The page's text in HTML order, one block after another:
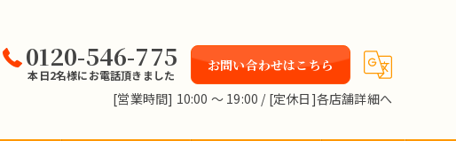
0120-546-775
本日2名様にお電話頂きました
お問い合わせはこちら
[営業時間] 10:00 〜 19:00 / [定休日]各店舗詳細へ